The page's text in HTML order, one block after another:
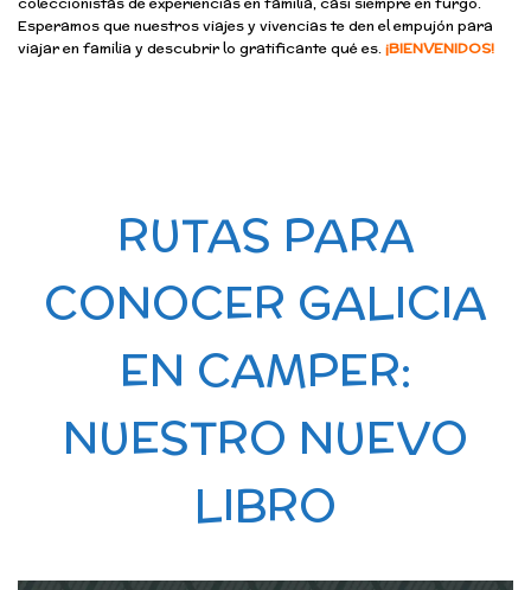
Esperamos que nuestros viajes y vivencias te den el empujón para
viajar en familia y descubrir lo gratificante qué es.¡BIENVENIDOS!
RUTAS PARA
CONOCER GALICIA
EN CAMPER:
NUESTRO NUEVO
LIBRO